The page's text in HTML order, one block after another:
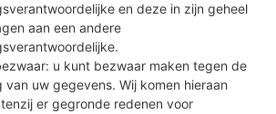
en deze in zijn geheel
aan een andere
u kunt bezwaar maken tegen de
van uw gegevens. Wij komen hieraan
er gegronde redenen voor